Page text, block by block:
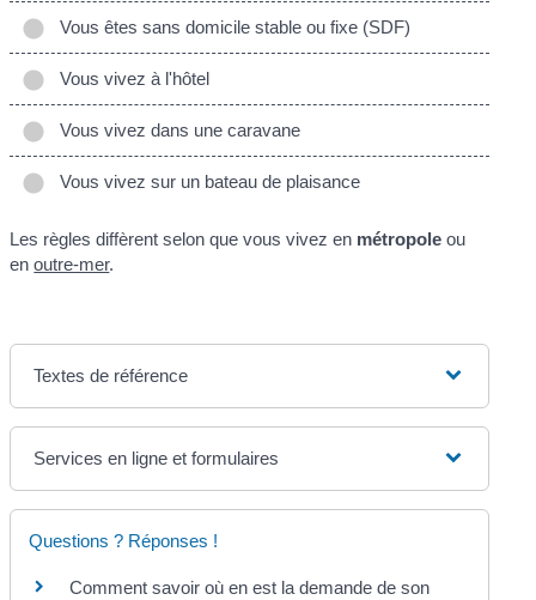
Vous êtes sans domicile stable ou fixe (SDF)
Vous vivez à l'hôtel
Vous vivez dans une caravane
Vous vivez sur un bateau de plaisance
Les règles diffèrent selon que vous vivez en métropole ou
enoutre-mer.
Textes de référence
Services en ligne et formulaires
Questions ? Réponses !
Comment savoir où en est la demande de son